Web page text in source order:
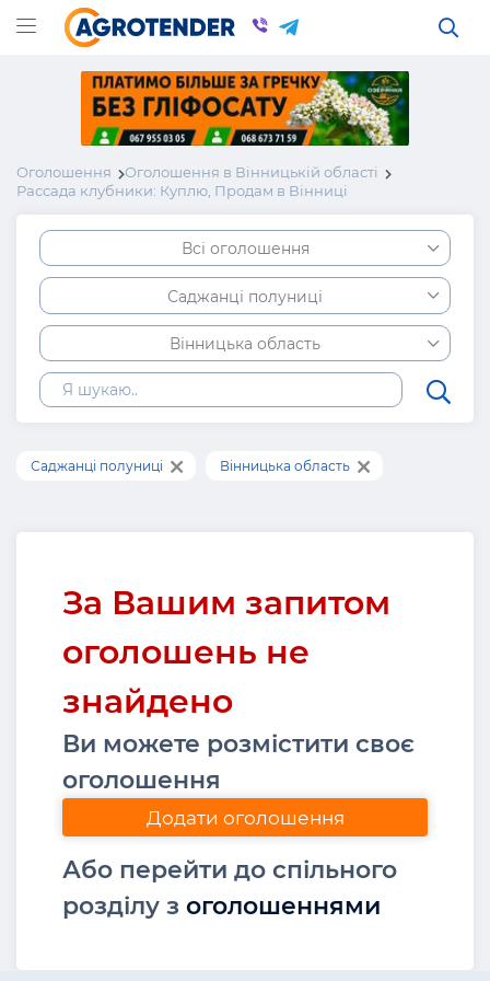
Оголошення
Оголошення в Вінницькій області
Рассада клубники: Куплю, Продам в Вінниці
Всі оголошення
Саджанці полуниці
Вінницька область
Саджанці полуниці Вінницька область
За Вашим запитом
оголошень не
знайдено
Ви можете розмістити своє
оголошення
Додати оголошення
Або перейти до спільного
розділу з оголошеннями